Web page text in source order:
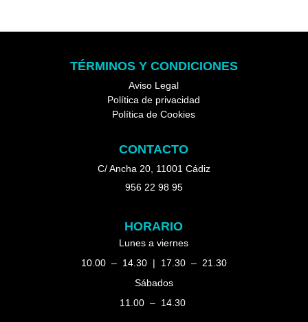
TÉRMINOS Y CONDICIONES
Aviso Legal
Política de privacidad
Política de Cookies
CONTACTO
C/ Ancha 20, 11001 Cádiz
956 22 98 95
HORARIO
Lunes a viernes
10.00 – 14.30 | 17.30 – 21.30
Sábados
11.00 – 14.30